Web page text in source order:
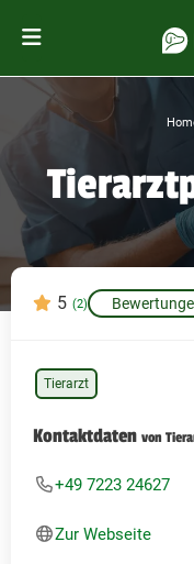
5 (2)
Tierarzt
Kontaktdaten von
+49 7223 24627
Zur Webseite